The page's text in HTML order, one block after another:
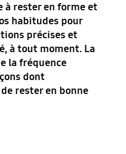
à rester en forme et
habitudes pour
précises et
à tout moment. La
la fréquence
dont
rester en bonne